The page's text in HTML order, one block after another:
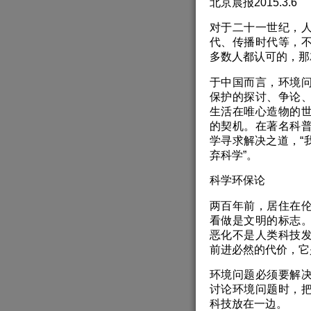
对于二十一世纪，
代、传播时代等，
多数人都认可的，
于中国而言，环境
保护的探讨、争论
生活在唯心造物的
的契机。在著名科
学寻求解决之道，“
弃科学”。
科学环保论
两百年前，居住在
看做是文明的标志
恶化不是人类科技
前进必然的代价，
环境问题必须要解
讨论环境问题时，
科技放在一边。